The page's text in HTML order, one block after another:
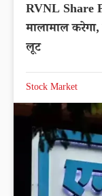
RVNL Share
मालामाल
लूट
Stock Market